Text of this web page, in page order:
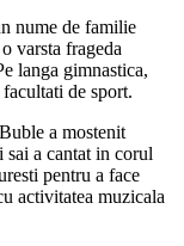
nume de familie
varsta frageda
langa gimnastica,
de sport.
a mostenit
a cantat in corul
pentru a face
activitatea muzicala